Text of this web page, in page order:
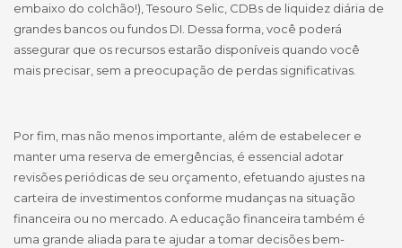
embaixo do colchão!), Tesouro Selic, CDBs de liquidez diária de
grandes bancos ou fundos DI. Dessa forma, você poderá
assegurar que os recursos estarão disponíveis quando você
mais precisar, sem a preocupação de perdas significativas.
Por fim, mas não menos importante, além de estabelecer e
manter uma reserva de emergências, é essencial adotar
revisões periódicas de seu orçamento, efetuando ajustes na
carteira de investimentos conforme mudanças na situação
financeira ou no mercado. A educação financeira também é
uma grande aliada para te ajudar a tomar decisões bem-